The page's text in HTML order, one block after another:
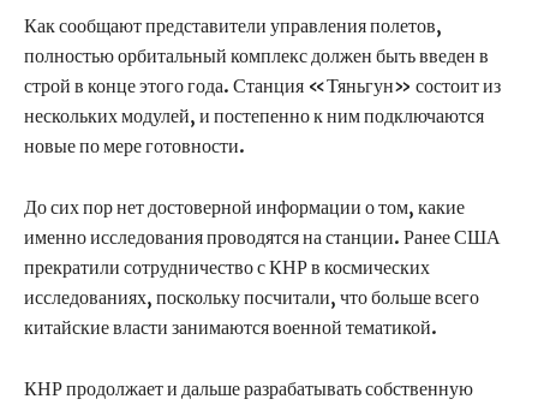
Как сообщают представители управления полетов,
полностью орбитальный комплекс должен быть введен в
строй в конце этого года. Станция «Тяньгун» состоит из
нескольких модулей, и постепенно к ним подключаются
новые по мере готовности.
До сих пор нет достоверной информации о том, какие
именно исследования проводятся на станции. Ранее США
прекратили сотрудничество с КНР в космических
исследованиях, поскольку посчитали, что больше всего
китайские власти занимаются военной тематикой.
КНР продолжает и дальше разрабатывать собственную